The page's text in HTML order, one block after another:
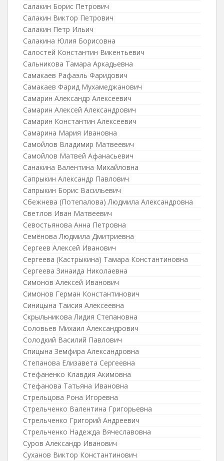
Салакин Борис Петрович
Салакин Виктор Петрович
Салакин Петр Ильич
Салакина Юлия Борисовна
Салостей Константин Викентьевич
Сальникова Тамара Аркадьевна
Самакаев Рафаэль Фаридович
Самакаев Фарид Мухамеджанович
Самарин Александр Алексеевич
Самарин Алексей Александрович
Самарин Константин Алексеевич
Самарина Мария Ивановна
Самойлов Владимир Матвеевич
Самойлов Матвей Афанасьевич
Санакина Валентина Михайловна
Сапрыкин Александр Павлович
Сапрыкин Борис Васильевич
Сбежнева (Потепалова) Людмила Александровна
Светлов Иван Матвеевич
Севостьянова Анна Петровна
Семёнова Людмила Дмитриевна
Сергеев Алексей Иванович
Сергеева (Кастрыкина) Тамара Константиновна
Сергеева Зинаида Николаевна
Симонов Алексей Иванович
Симонов Герман Константинович
Синицына Таисия Алексеевна
Скрыльникова Лидия Степановна
Соловьев Михаил Александрович
Солодкий Василий Павлович
Спицына Земфира Александровна
Степанова Елизавета Сергеевна
Стефаненко Клавдия Акимовна
Стефанова Татьяна Ивановна
Стрельцова Рона Игоревна
Стрельченко Валентина Григорьевна
Стрельченко Григорий Андреевич
Стрельченко Надежда Вячеславовна
Суров Александр Иванович
Суханов Виктор Константинович